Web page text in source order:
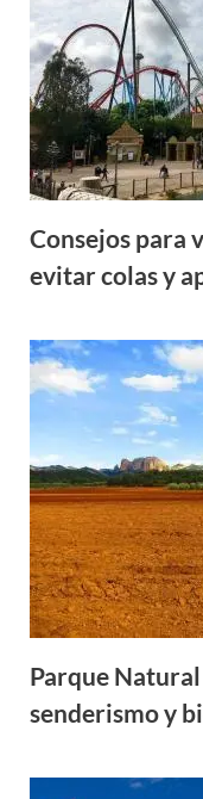
Consejos para
evitar colas y
Parque
senderismo y